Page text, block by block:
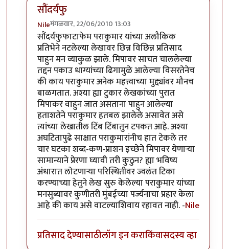
सौंदर्यफु
Nileमंगळवार, 22/06/2010 13:03
In reply toवाह!byसहज
सौंदर्यफुफाटाफेम पराकुमार यांच्या अलौकिक
प्रतिभेने नटलेल्या लेखावर छिन्न विछिन्न प्रतिसाद
पाहुन मन व्याकुळ झाले. मिपावर साचत चाललेल्या
तद्दन पकाउ धाग्यांच्या ढिगामुळे आलेल्या विसरतेनेच
की काय पराकुमार अनेक महत्त्वाच्या मुद्द्यांवर मौनच
बाळगतात. अश्या ह्या टुकार लेखकांच्या पुरात
मिपाकर वाहुन जात असताना पाहुन आलेल्या
हताशतेने पराकुमार हतबल झालेले असावेत असे
त्यांच्या लेखातील टिंब टिंबातुन टपकत आहे. अश्या
अघटितापुढे साक्षात पराकुमारांनीच हात टेकले तर
चार घटका शब्द-कण-प्राशन इच्छेने मिपावर येणार्‍या
सामान्याने प्रेरणा घ्यावी तरी कुठुन? ह्या भविष्य
अंधारात लोटणार्‍या परिस्थितीवर ज्वलंत टिका
करण्याच्या हेतुने लेख सुरु केलेल्या पराकुमार यांच्या
मनसुब्यावर कुणीतरी मुंबईच्या पर्ज्यनाचा प्रहार केला
आहे की काय असे वाटल्याशिवाय रहावत नाही. -Nile
प्रतिसाद देण्यासाठीलॉग इन कराकिंवासदस्य व्हा